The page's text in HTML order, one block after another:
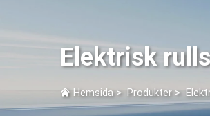
Elektrisk
Hemsida> Produkter>